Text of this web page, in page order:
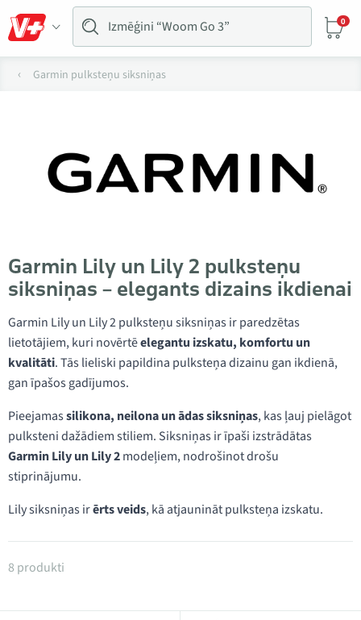
0
Garmin pulksteņu siksniņas
Garmin Lily un Lily 2 pulksteņu
siksniņas – elegants dizains ikdienai
Garmin Lily un Lily 2 pulksteņu siksniņas ir paredzētas
lietotājiem, kuri novērtēelegantu izskatu, komfortu un
kvalitāti. Tās lieliski papildina pulksteņa dizainu gan ikdienā,
gan īpašos gadījumos.
Pieejamassilikona, neilona un ādas siksniņas, kas ļauj pielāgot
pulksteni dažādiem stiliem. Siksniņas ir īpaši izstrādātas
Garmin Lily un Lily 2modeļiem, nodrošinot drošu
stiprinājumu.
Lily siksniņas irērts veids, kā atjaunināt pulksteņa izskatu.
Produkti kategorijā Lily pulksteņu joslas
8 produkti